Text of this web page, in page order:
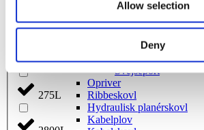
Allow selection
Deny
250L
270L
275L
Stenskovl
Graveskovl
Beslag Kabelplov/
Ophængsplade til
Svejseport
Opriver
Ribbeskovl
Hydraulisk planérskovl
Kabelplov